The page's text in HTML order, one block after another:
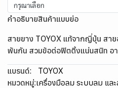
กรุณาเลือก
คำอธิบายสินค้าแบบย่อ
สายยาง TOYOX แท้จากญี่ปุ่น สา
พันกัน สวมข้อต่อฟิตติ้งแน่นสนิท อ
แบรนด์:
TOYOX
หมวดหมู่:เครื่องมือลม ระบบลม และ